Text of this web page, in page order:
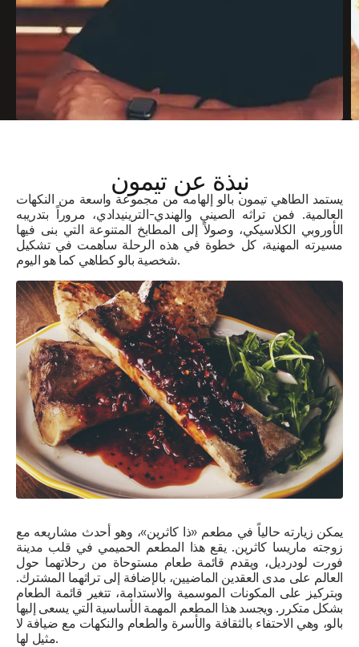
نبذة عنتيمون
يستمد الطاهي تيمون بالو إلهامه من مجموعة واسعة من النكهات
العالمية. فمن تراثه الصيني والهندي-الترينيدادي، مروراً بتدريبه
الأوروبي الكلاسيكي، وصولاً إلى المطابخ المتنوعة التي بنى فيها
مسيرته المهنية، كل خطوة في هذه الرحلة ساهمت في تشكيل
شخصية بالو كطاهي كما هو اليوم.
يمكن زيارته حالياً في مطعم «ذا كاثرين»، وهو أحدث مشاريعه مع
زوجته ماريسا كاثرين. يقع هذا المطعم الحميمي في قلب مدينة
فورت لودرديل، ويقدم قائمة طعام مستوحاة من رحلاتهما حول
العالم على مدى العقدين الماضيين، بالإضافة إلى تراثهما المشترك.
وبتركيز على المكونات الموسمية والاستدامة، تتغير قائمة الطعام
بشكل متكرر. ويجسد هذا المطعم المهمة الأساسية التي يسعى إليها
بالو، وهي الاحتفاء بالثقافة والأسرة والطعام والنكهات مع ضيافة لا
مثيل لها.